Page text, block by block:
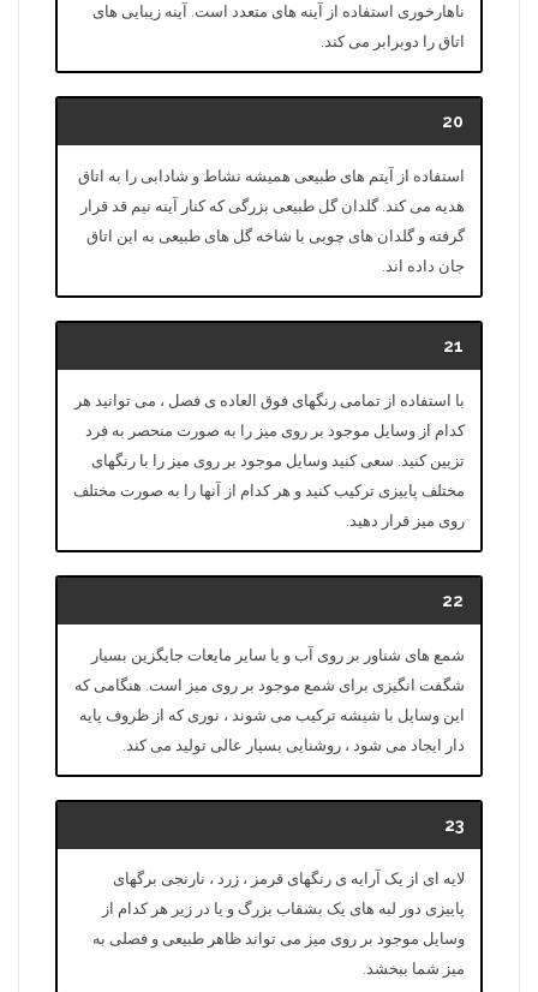
ناهارخوری استفاده از آینه های متعدد است. آینه زیبایی های
اتاق را دوبرابر می کند.
20
استفاده از آیتم های طبیعی همیشه نشاط و شادابی را به اتاق
هدیه می کند. گلدان گل طبیعی بزرگی که کنار آینه نیم قد قرار
گرفته و گلدان های چوبی با شاخه گل های طبیعی به این اتاق
جان داده اند.
21
با استفاده از تمامی رنگهای فوق العاده ی فصل ، می توانید هر
کدام از وسایل موجود بر روی میز را به صورت منحصر به فرد
تزیین کنید. سعی کنید وسایل موجود بر روی میز را با رنگهای
مختلف پاییزی ترکیب کنید و هر کدام از آنها را به صورت مختلف
روی میز قرار دهید.
22
شمع های شناور بر روی آب و یا سایر مایعات جایگزین بسیار
شگفت انگیزی برای شمع موجود بر روی میز است. هنگامی که
این وسایل با شیشه ترکیب می شوند ، نوری که از ظروف پایه
دار ایجاد می شود ، روشنایی بسیار عالی تولید می کند.
23
لایه ای از یک آرایه ی رنگهای قرمز ، زرد ، نارنجی برگهای
پاییزی دور لبه های یک بشقاب بزرگ و یا در زیر هر کدام از
وسایل موجود بر روی میز می تواند ظاهر طبیعی و فصلی به
میز شما ببخشد.